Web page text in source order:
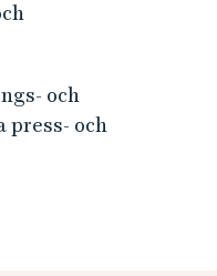
och
press- och